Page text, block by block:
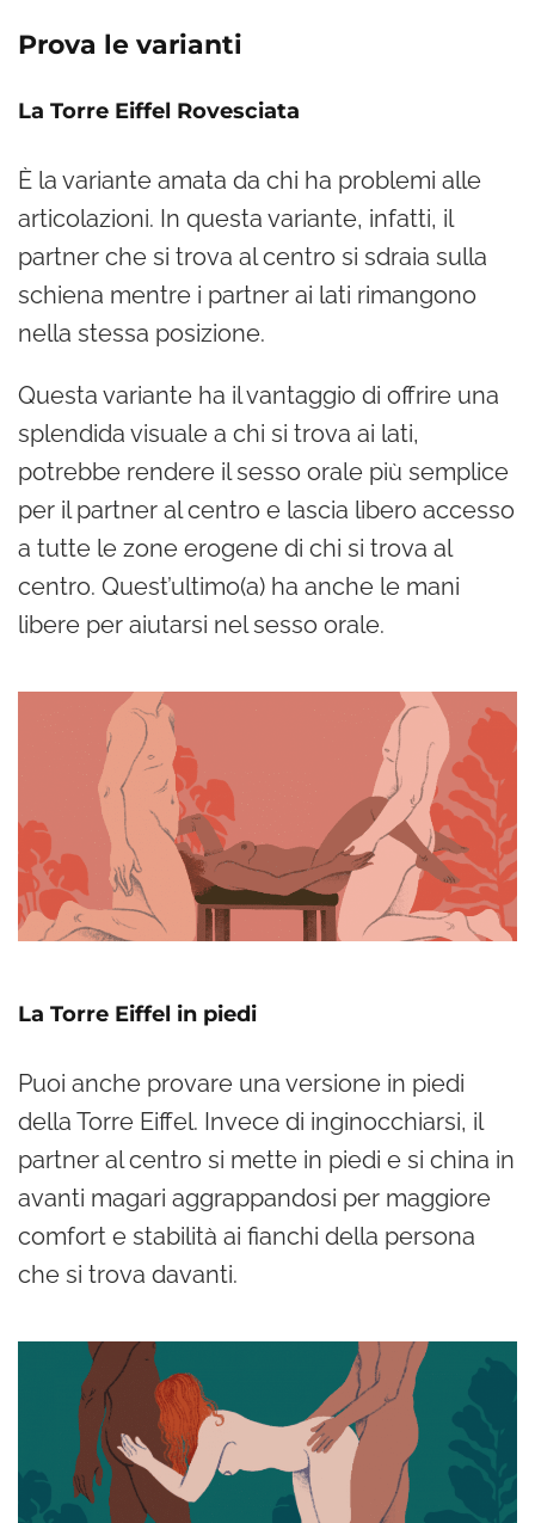
Prova le varianti
La Torre Eiffel Rovesciata
È la variante amata da chi ha problemi alle
articolazioni. In questa variante, infatti, il
partner che si trova al centro si sdraia sulla
schiena mentre i partner ai lati rimangono
nella stessa posizione.
Questa variante ha il vantaggio di offrire una
splendida visuale a chi si trova ai lati,
potrebbe rendere il sesso orale più semplice
per il partner al centro e lascia libero accesso
a tutte le zone erogene di chi si trova al
centro. Quest’ultimo(a) ha anche le mani
libere per aiutarsi nel sesso orale.
La Torre Eiffel in piedi
Puoi anche provare una versione in piedi
della Torre Eiffel. Invece di inginocchiarsi, il
partner al centro si mette in piedi e si china in
avanti magari aggrappandosi per maggiore
comfort e stabilità ai fianchi della persona
che si trova davanti.